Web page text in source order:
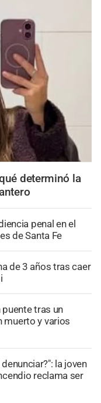
determinó la
penal en el
de Santa Fe
de 3 años tras caer
puente tras un
muerto y varios
denunciar?": la joven
reclama ser